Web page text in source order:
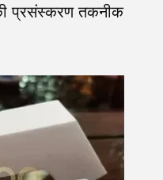
प्रसंस्करण तकनीक